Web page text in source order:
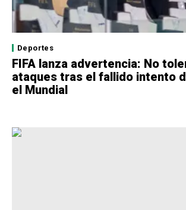
Deportes
FIFA lanza advertencia: No
ataques tras el fallido intento
el Mundial